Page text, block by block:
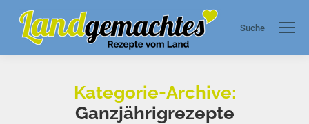
Search:
Suche
Kategorie-Archive:
Ganzjährigrezepte